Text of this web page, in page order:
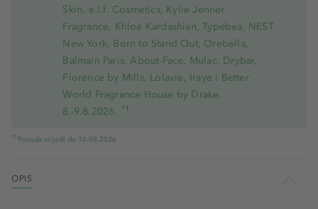
Skin, e.l.f. Cosmetics, Kylie Jenner
Fragrance, Khloe Kardashian, Typebea, NEST
New York, Born to Stand Out, Orebella,
Balmain Paris, About-Face, Mulac, Drybar,
Florence by Mills, Lolavie, Iraye i Better
World Fragrance House by Drake.
8.-9.8.2026. *1
*1 Ponuda vrijedi do 10.08.2026
OPIS